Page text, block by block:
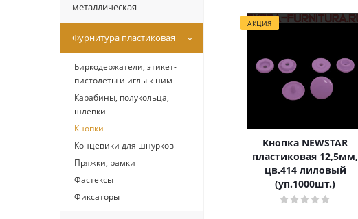
АКЦИЯ
Кнопка NEWSTAR
пластиковая 12,5мм,
цв.414 лиловый
(уп.1000шт.)
металлическая
Фурнитура пластиковая
Биркодержатели, этикет-
пистолеты и иглы к ним
Карабины, полукольца,
шлёвки
Кнопки
Концевики для шнурков
Пряжки, рамки
Фастексы
Фиксаторы